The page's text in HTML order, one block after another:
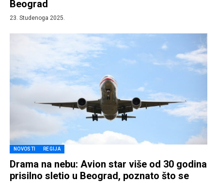
Beograd
23. Studenoga 2025.
NOVOSTI REGIJA
Drama na nebu: Avion star više od 30 godina
prisilno sletio u Beograd, poznato što se